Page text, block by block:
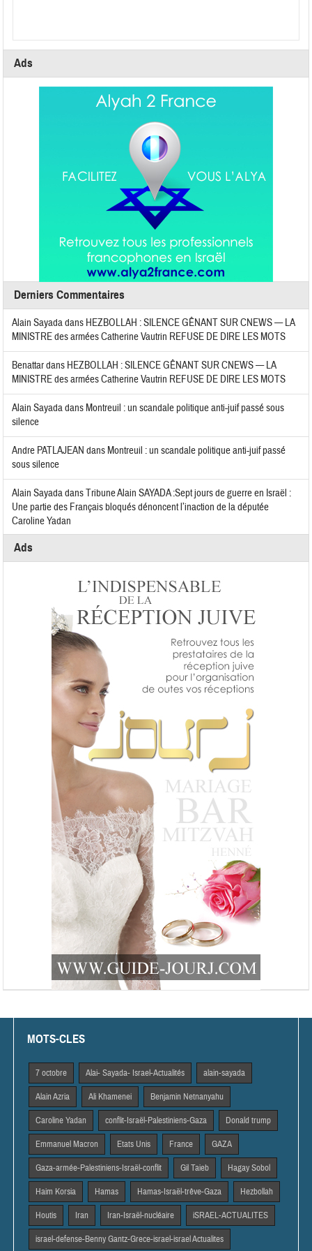
Ads
Derniers Commentaires
Alain Sayadadans HEZBOLLAH : SILENCE GÊNANT SUR CNEWS — LA
MINISTRE des armées Catherine Vautrin REFUSE DE DIRE LES MOTS
Benattardans HEZBOLLAH : SILENCE GÊNANT SUR CNEWS — LA
MINISTRE des armées Catherine Vautrin REFUSE DE DIRE LES MOTS
Alain Sayadadans Montreuil : un scandale politique anti-juif passé sous
silence
Andre PATLAJEAN dans Montreuil : un scandale politique anti-juif passé
sous silence
Alain SayadadansTribune Alain SAYADA :Sept jours de guerre en Israël :
Une partie des Français bloqués dénoncent l’inaction de la députée
Caroline Yadan
Ads
MOTS-CLES
7 octobre Alai- Sayada- Israel-Actualités alain-sayada
Alain Azria Ali Khamenei Benjamin Netnanyahu
Caroline Yadan conflit-Israël-Palestiniens-Gaza Donald trump
Emmanuel Macron Etats Unis France GAZA
Gaza-armée-Palestiniens-Israël-conflit Gil Taieb Hagay Sobol
Haim Korsia Hamas Hamas-Israël-trêve-Gaza Hezbollah
Houtis Iran Iran-Israël-nucléaire iSRAEL-ACTUALITES
israel-defense-Benny Gantz-Grece-israel-israel Actualites